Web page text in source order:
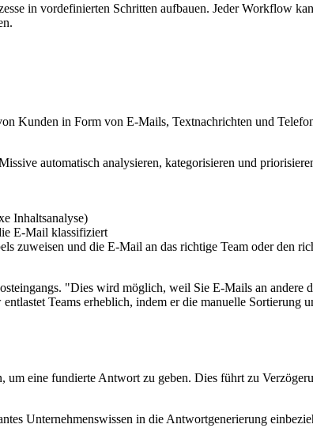
in vordefinierten Schritten aufbauen. Jeder Workflow
Kunden in Form von E-Mails, Textnachrichten und
automatisch analysieren, kategorisieren und
Inhaltsanalyse)
E-Mail klassifiziert
zuweisen und die E-Mail an das richtige Team oder den
"Dies wird möglich, weil Sie E-Mails an andere
Teams erheblich, indem er die manuelle Sortierung
eine fundierte Antwort zu geben. Dies führt zu
Unternehmenswissen in die Antwortgenerierung